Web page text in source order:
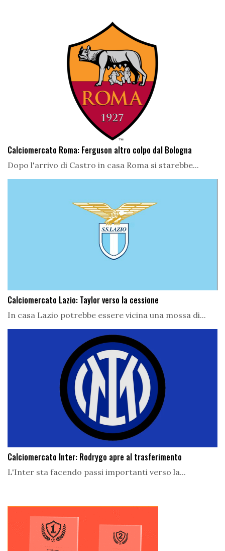
Calciomercato Roma: Ferguson altro colpo dal Bologna
Dopo l'arrivo di Castro in casa Roma si starebbe...
Calciomercato Lazio: Taylor verso la cessione
In casa Lazio potrebbe essere vicina una mossa di...
Calciomercato Inter: Rodrygo apre al trasferimento
L'Inter sta facendo passi importanti verso la...